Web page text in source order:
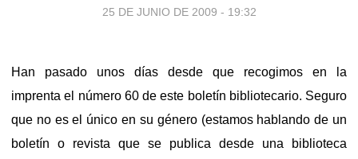
25 DE JUNIO DE 2009 - 19:32
Han pasado unos días desde que recogimos en la
imprenta el número 60 de este boletín bibliotecario. Seguro
que no es el único en su género (estamos hablando de un
boletín o revista que se publica desde una biblioteca